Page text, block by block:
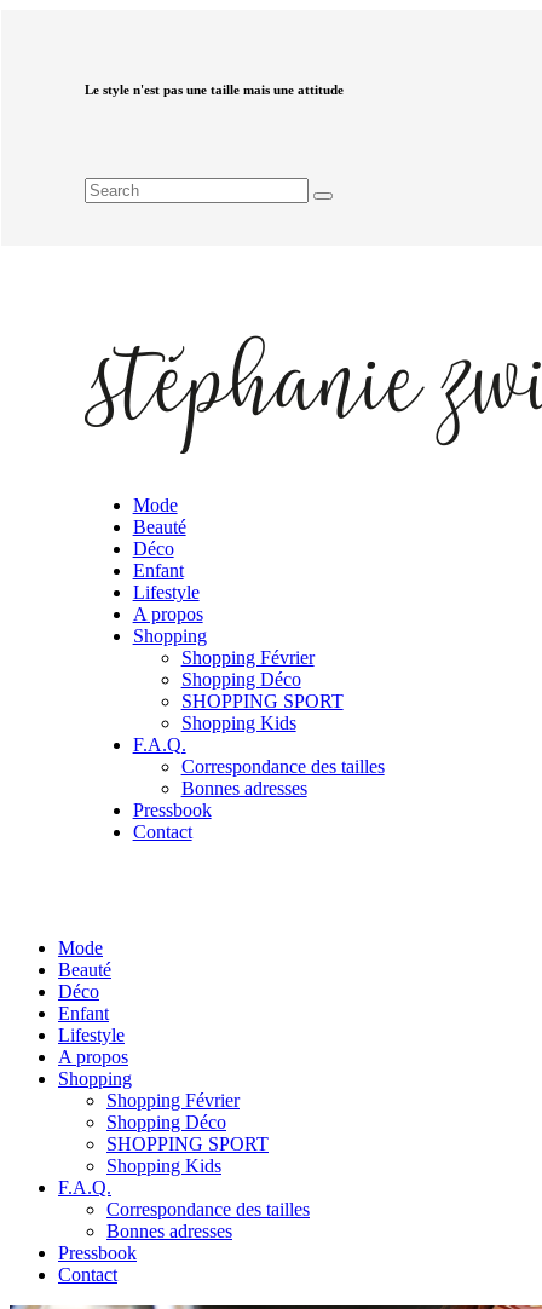
Le style n'est pas une taille mais une attitude
Mode
Beauté
Déco
Enfant
Lifestyle
A propos
Shopping
Shopping Février
Shopping Déco
SHOPPING SPORT
Shopping Kids
F.A.Q.
Correspondance des tailles
Bonnes adresses
Pressbook
Contact
Mode
Beauté
Déco
Enfant
Lifestyle
A propos
Shopping
Shopping Février
Shopping Déco
SHOPPING SPORT
Shopping Kids
F.A.Q.
Correspondance des tailles
Bonnes adresses
Pressbook
Contact